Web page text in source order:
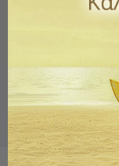
Εικόνες Ιησούς
ΚΟΥΤΙ ΛΑΜΠΑΔΑΣ
μπρούτζινο
φύλαξη ρούχων